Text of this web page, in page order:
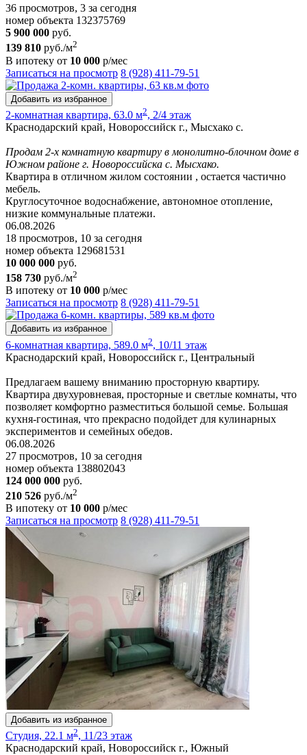
36 просмотров, 3 за сегодня
номер объекта 132375769
5 900 000 руб.
139 810 руб./м2
В ипотеку от 10 000 р/мес
Записаться на просмотр 8 (928) 411-79-51
Добавить из избранное
2-комнатная квартира, 63.0 м2, 2/4 этаж
Краснодарский край, Новороссийск г., Мысхако с.
Продам 2-х комнатную квартиру в монолитно-блочном доме в
Южном районе г. Новороссийска с. Мысхако.
Квартира в отличном жилом состоянии , остается частично
мебель.
Круглосуточное водоснабжение, автономное отопление,
низкие коммунальные платежи.
06.08.2026
18 просмотров, 10 за сегодня
номер объекта 129681531
10 000 000 руб.
158 730 руб./м2
В ипотеку от 10 000 р/мес
Записаться на просмотр 8 (928) 411-79-51
Добавить из избранное
6-комнатная квартира, 589.0 м2, 10/11 этаж
Краснодарский край, Новороссийск г., Центральный
Предлагаем вашему вниманию просторную квартиру.
Квартира двухуровневая, просторные и светлые комнаты, что
позволяет комфортно разместиться большой семье. Большая
кухня-гостиная, что прекрасно подойдет для кулинарных
экспериментов и семейных обедов.
06.08.2026
27 просмотров, 10 за сегодня
номер объекта 138802043
124 000 000 руб.
210 526 руб./м2
В ипотеку от 10 000 р/мес
Записаться на просмотр 8 (928) 411-79-51
Добавить из избранное
Студия, 22.1 м2, 11/23 этаж
Краснодарский край, Новороссийск г., Южный